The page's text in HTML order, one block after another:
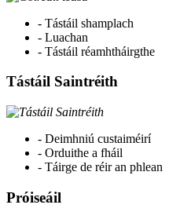
- Tástáil shamplach
- Luachan
- Tástáil réamhtháirgthe
Tástáil Saintréith
- Deimhniú custaiméirí
- Orduithe a fháil
- Táirge de réir an phlean
Próiseáil